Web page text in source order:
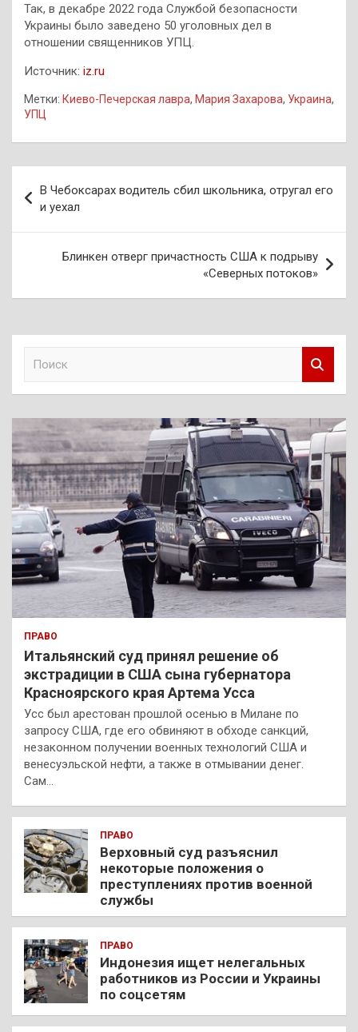
Так, в декабре 2022 года Службой безопасности
Украины было заведено 50 уголовных дел в
отношении священников УПЦ.
Источник: iz.ru
Метки: Киево-Печерская лавра, Мария Захарова, Украина,
УПЦ
по
записям
В Чебоксарах водитель сбил школьника, отругал его
и уехал
Блинкен отверг причастность США к подрыву
«Северных потоков»
к
ПРАВО
Итальянский суд принял решение об
экстрадиции в США сына губернатора
Красноярского края Артема Усса
Усс был арестован прошлой осенью в Милане по
запросу США, где его обвиняют в обходе санкций,
незаконном получении военных технологий США и
венесуэльской нефти, а также в отмывании денег.
Сам…
ПРАВО
Верховный суд разъяснил
некоторые положения о
преступлениях против военной
службы
ПРАВО
Индонезия ищет нелегальных
работников из России и Украины
по соцсетям